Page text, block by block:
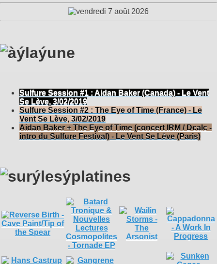
Sulfure Session #1 : Aidan Baker (Canada) - Le Vent
Se Lève, 3/02/2019
Sulfure Session #2 : The Eye of Time (France) - Le
Vent Se Lève, 3/02/2019
Aidan Baker + The Eye of Time (concert IRM / Dcalc -
intro du Sulfure Festival) - Le Vent Se Lève (Paris)